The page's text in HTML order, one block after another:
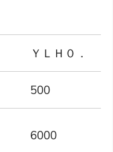
ＹＬＨ０．
500
6000